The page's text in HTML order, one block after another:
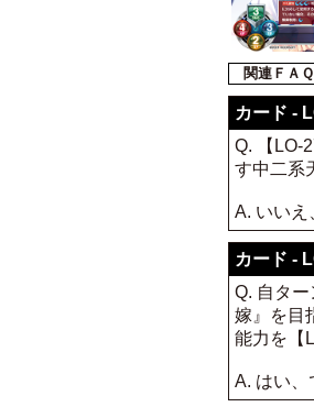
関連ＦＡＱ
カード -
Q. 【LO-
す中二系
A. いいえ
カード -
Q. 自タ
嫁』を目
能力を【
A. はい、